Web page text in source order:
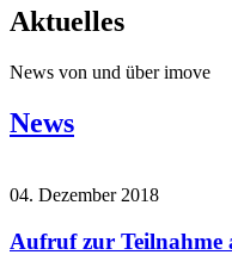
Aktuelles
News von und über imove
News
04. Dezember 2018
Aufruf zur Teilnahme